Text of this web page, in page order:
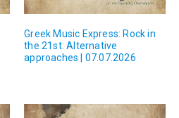
Greek Music Express: Rock in
the 21st: Alternative
approaches | 07.07.2026